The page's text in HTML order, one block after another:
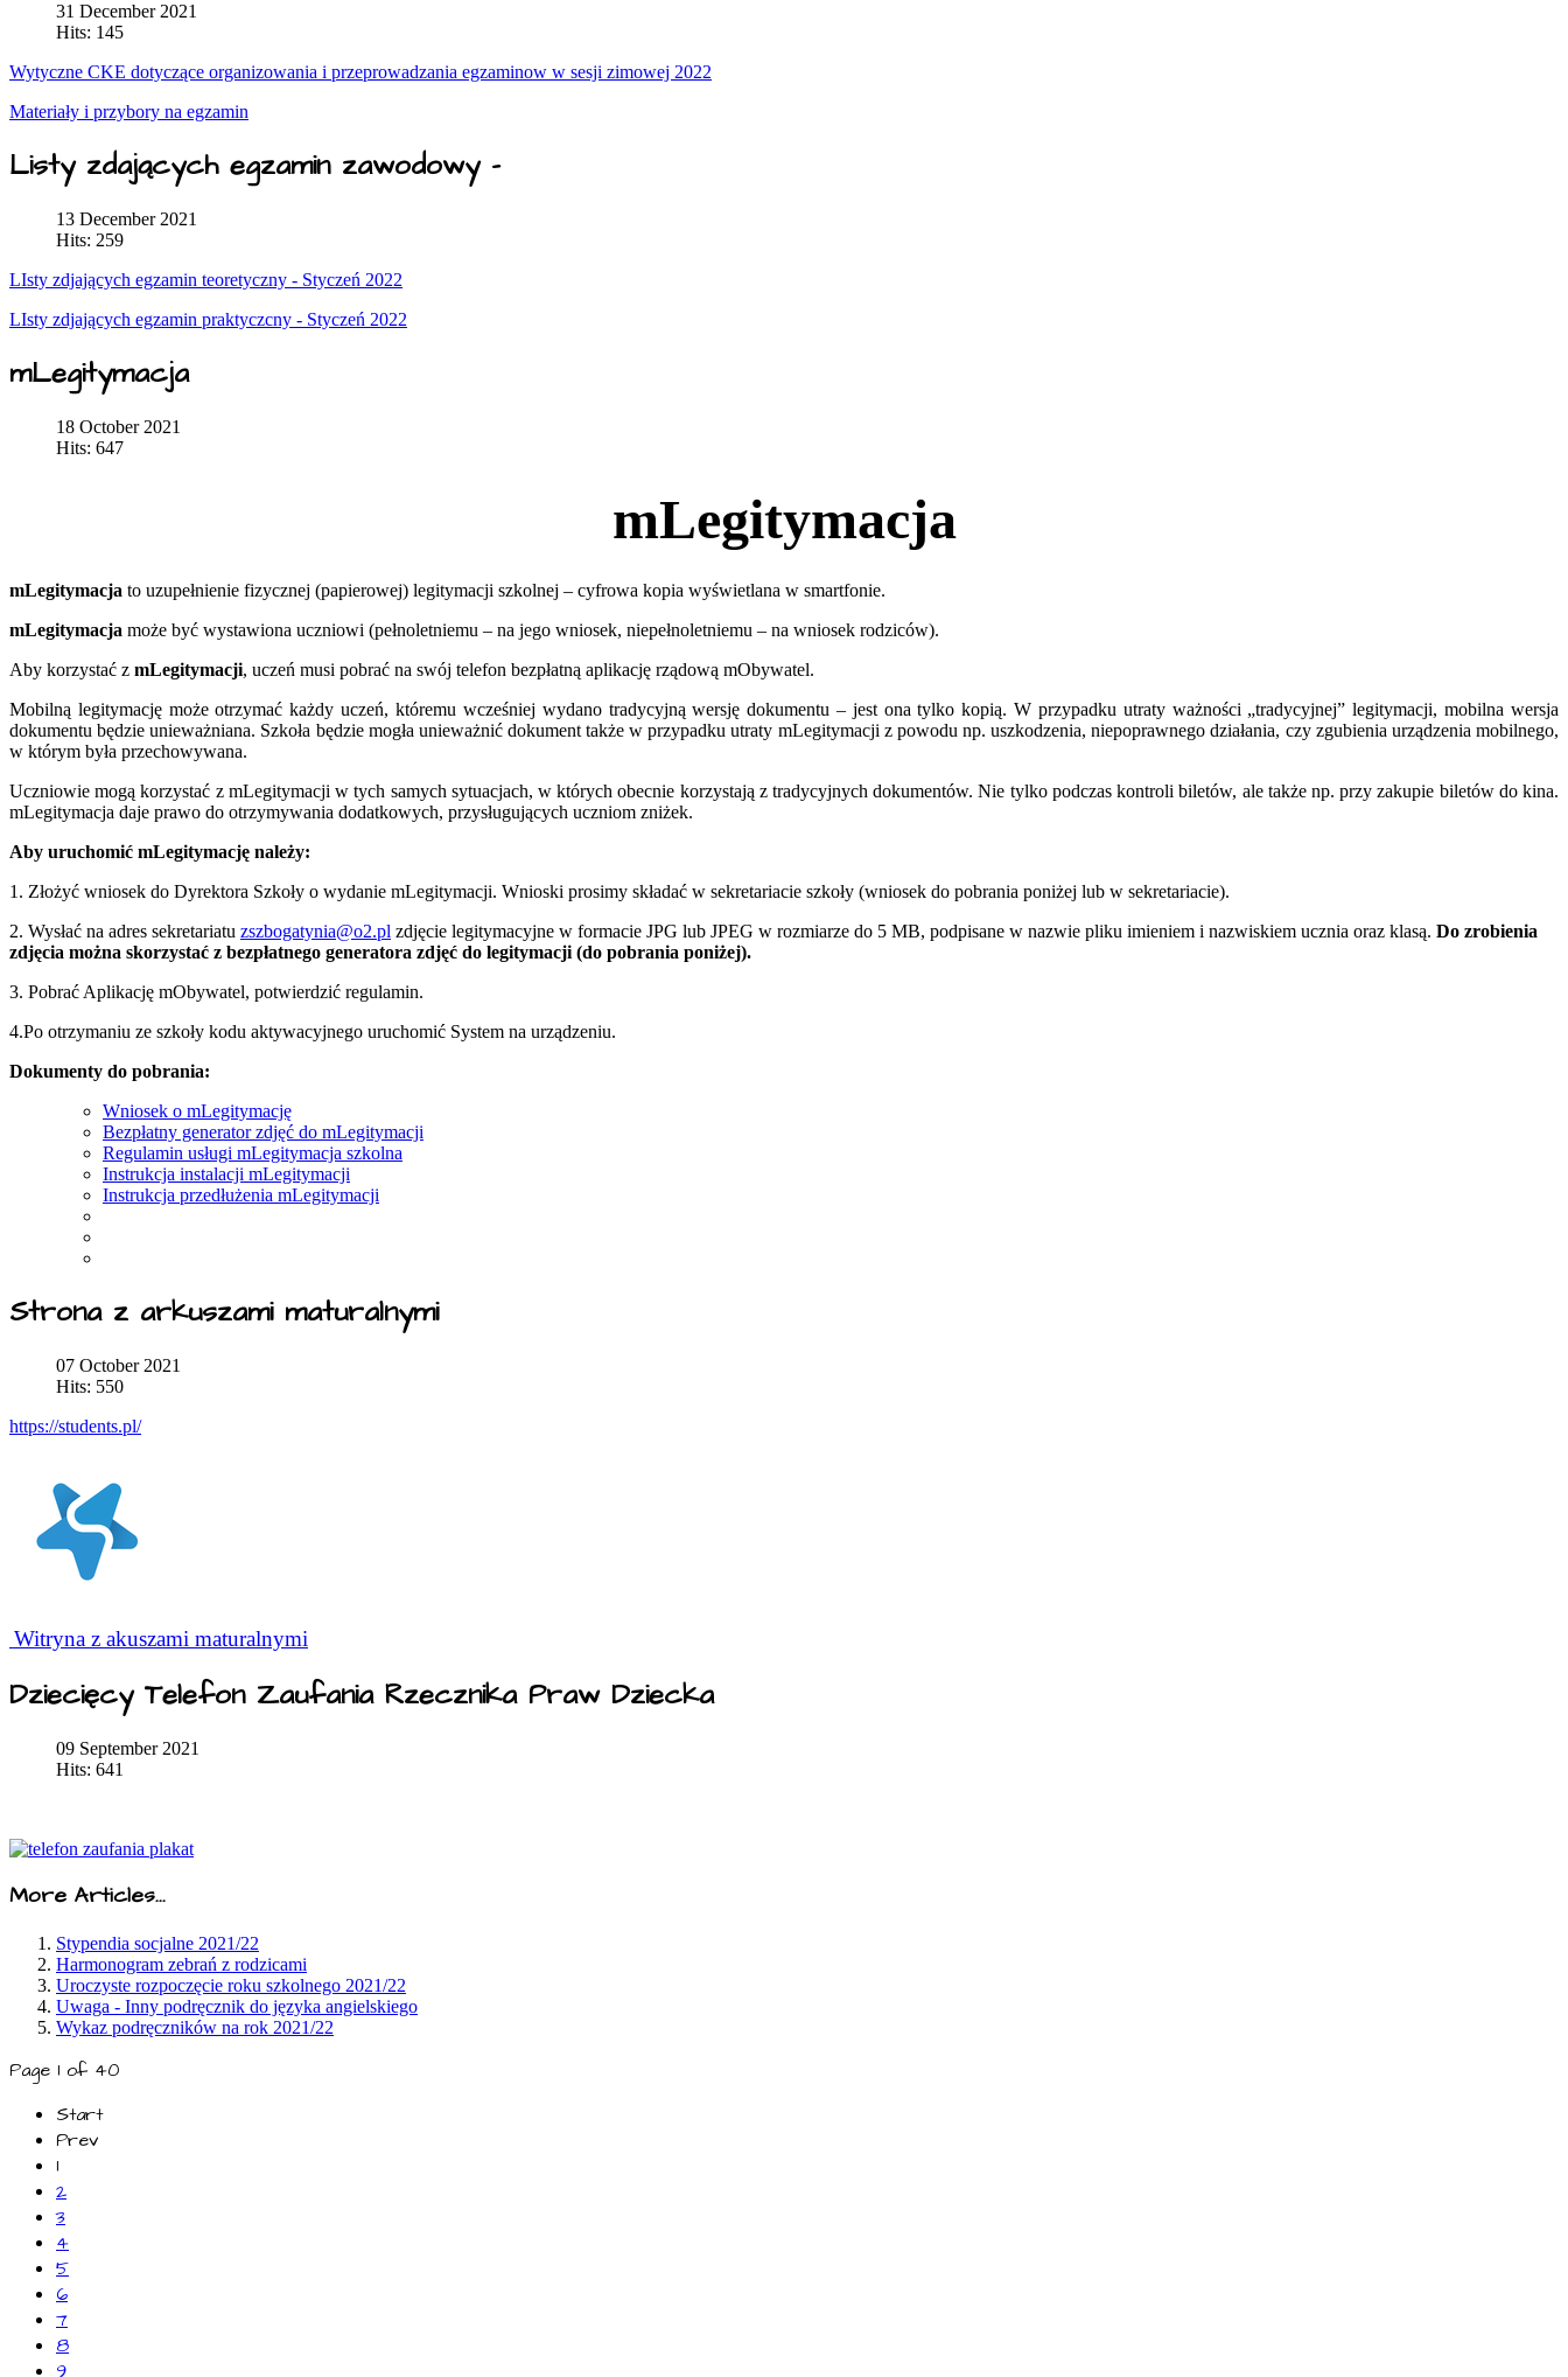
31 December 2021
Hits: 145
Wytyczne CKE dotyczące organizowania i przeprowadzania egzaminow w sesji zimowej 2022
Materiały i przybory na egzamin
Listy zdających egzamin zawodowy -
13 December 2021
Hits: 259
LIsty zdjających egzamin teoretyczny - Styczeń 2022
LIsty zdjających egzamin praktyczcny - Styczeń 2022
mLegitymacja
18 October 2021
Hits: 647
mLegitymacja
mLegitymacja to uzupełnienie fizycznej (papierowej) legitymacji szkolnej – cyfrowa kopia wyświetlana w smartfonie.
mLegitymacja może być wystawiona uczniowi (pełnoletniemu – na jego wniosek, niepełnoletniemu – na wniosek rodziców).
Aby korzystać z mLegitymacji, uczeń musi pobrać na swój telefon bezpłatną aplikację rządową mObywatel.
Mobilną legitymację może otrzymać każdy uczeń, któremu wcześniej wydano tradycyjną wersję dokumentu – jest ona tylko kopią. W przypadku utraty ważności „tradycyjnej” legitymacji, mobilna wersja
dokumentu będzie unieważniana. Szkoła będzie mogła unieważnić dokument także w przypadku utraty mLegitymacji z powodu np. uszkodzenia, niepoprawnego działania, czy zgubienia urządzenia mobilnego,
w którym była przechowywana.
Uczniowie mogą korzystać z mLegitymacji w tych samych sytuacjach, w których obecnie korzystają z tradycyjnych dokumentów. Nie tylko podczas kontroli biletów, ale także np. przy zakupie biletów do kina.
mLegitymacja daje prawo do otrzymywania dodatkowych, przysługujących uczniom zniżek.
Aby uruchomić mLegitymację należy:
1. Złożyć wniosek do Dyrektora Szkoły o wydanie mLegitymacji. Wnioski prosimy składać w sekretariacie szkoły (wniosek do pobrania poniżej lub w sekretariacie).
2. Wysłać na adres sekretariatu zszbogatynia@o2.pl zdjęcie legitymacyjne w formacie JPG lub JPEG w rozmiarze do 5 MB, podpisane w nazwie pliku imieniem i nazwiskiem ucznia oraz klasą. Do zrobienia
zdjęcia można skorzystać z bezpłatnego generatora zdjęć do legitymacji (do pobrania poniżej).
3. Pobrać Aplikację mObywatel, potwierdzić regulamin.
4.Po otrzymaniu ze szkoły kodu aktywacyjnego uruchomić System na urządzeniu.
Dokumenty do pobrania:
Wniosek o mLegitymację
Bezpłatny generator zdjęć do mLegitymacji
Regulamin usługi mLegitymacja szkolna
Instrukcja instalacji mLegitymacji
Instrukcja przedłużenia mLegitymacji
Strona z arkuszami maturalnymi
07 October 2021
Hits: 550
https://students.pl/
Witryna z akuszami maturalnymi
Dziecięcy Telefon Zaufania Rzecznika Praw Dziecka
09 September 2021
Hits: 641
More Articles...
Stypendia socjalne 2021/22
Harmonogram zebrań z rodzicami
Uroczyste rozpoczęcie roku szkolnego 2021/22
Uwaga - Inny podręcznik do języka angielskiego
Wykaz podręczników na rok 2021/22
Page 1 of 40
Start
Prev
1
2
3
4
5
6
7
8
9